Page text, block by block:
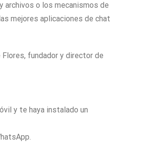
archivos o los mecanismos de
mejores aplicaciones de chat
fundador y director de
y te haya instalado un